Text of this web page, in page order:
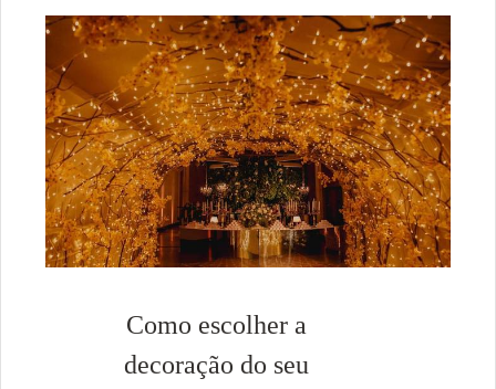
Como escolher a
decoração do seu